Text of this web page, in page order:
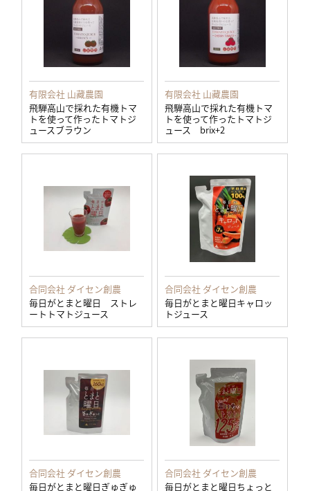
有限会社 山藏農園
飛騨高山で採れた有機トマ
トを使って作ったトマトジ
ュースブラウン
有限会社 山藏農園
飛騨高山で採れた有機トマ
トを使って作ったトマトジ
ュース brix+2
合同会社 ダイセン創農
毎日がとまと曜日 ストレ
ートトマトジュース
合同会社 ダイセン創農
毎日がとまと曜日キャロッ
トジュース
合同会社 ダイセン創農
毎日がとまと曜日ぎゅぎゅ
合同会社 ダイセン創農
毎日がとまと曜日ちょっと